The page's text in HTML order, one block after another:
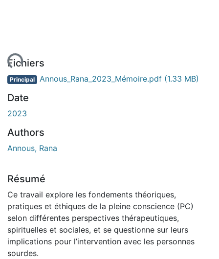
Fichiers
Principal Annous_Rana_2023_Mémoire.pdf (1.33 MB)
Date
2023
Authors
Annous, Rana
Résumé
Ce travail explore les fondements théoriques,
pratiques et éthiques de la pleine conscience (PC)
selon différentes perspectives thérapeutiques,
spirituelles et sociales, et se questionne sur leurs
implications pour l’intervention avec les personnes
sourdes.